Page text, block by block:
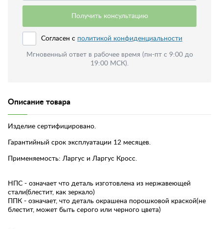
Получить консультацию
Согласен с политикой конфиденциальности
Мгновенный ответ в рабочее время (пн-пт с 9:00 до
19:00 МСК).
Описание товара
Изделие сертифицировано.
Гарантийный срок эксплуатации 12 месяцев.
Применяемость: Ларгус и Ларгус Кросс.
НПС - означает что деталь изготовлена из нержавеющей
стали(блестит, как зеркало)
ППК - означает, что деталь окрашена порошковой краской(не
блестит, может быть серого или черного цвета)